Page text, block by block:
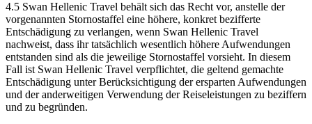
4.5 Swan Hellenic Travel behält sich das Recht vor, anstelle der
vorgenannten Stornostaffel eine höhere, konkret bezifferte
Entschädigung zu verlangen, wenn Swan Hellenic Travel
nachweist, dass ihr tatsächlich wesentlich höhere Aufwendungen
entstanden sind als die jeweilige Stornostaffel vorsieht. In diesem
Fall ist Swan Hellenic Travel verpflichtet, die geltend gemachte
Entschädigung unter Berücksichtigung der ersparten Aufwendungen
und der anderweitigen Verwendung der Reiseleistungen zu beziffern
und zu begründen.